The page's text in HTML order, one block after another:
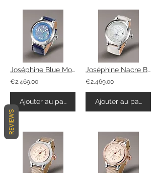
Joséphine Blue Mother Of Pearl
€2,469.00
Ajouter au panier
Joséphine Nacre Blanche
€2,469.00
Ajouter au panier
REVIEWS